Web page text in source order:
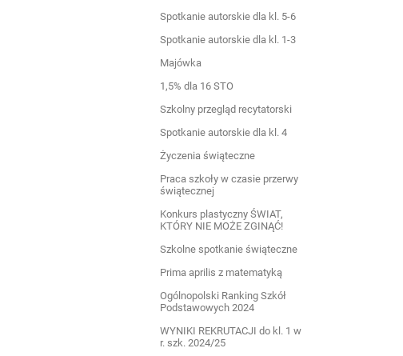
Spotkanie autorskie dla kl. 5-6
Spotkanie autorskie dla kl. 1-3
Majówka
1,5% dla 16 STO
Szkolny przegląd recytatorski
Spotkanie autorskie dla kl. 4
Życzenia świąteczne
Praca szkoły w czasie przerwy
świątecznej
Konkurs plastyczny ŚWIAT,
KTÓRY NIE MOŻE ZGINĄĆ!
Szkolne spotkanie świąteczne
Prima aprilis z matematyką
Ogólnopolski Ranking Szkół
Podstawowych 2024
WYNIKI REKRUTACJI do kl. 1 w
r. szk. 2024/25